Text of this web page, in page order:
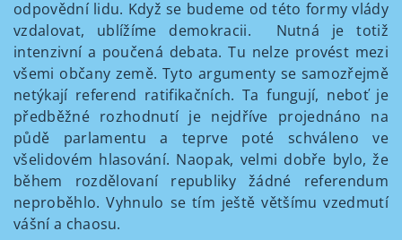
odpovědní lidu. Když se budeme od této formy vlády
vzdalovat, ublížíme demokracii. Nutná je totiž
intenzivní a poučená debata. Tu nelze provést mezi
všemi občany země. Tyto argumenty se samozřejmě
netýkají referend ratifikačních. Ta fungují, neboť je
předběžné rozhodnutí je nejdříve projednáno na
půdě parlamentu a teprve poté schváleno ve
všelidovém hlasování. Naopak, velmi dobře bylo, že
během rozdělovaní republiky žádné referendum
neproběhlo. Vyhnulo se tím ještě většímu vzedmutí
vášní a chaosu.